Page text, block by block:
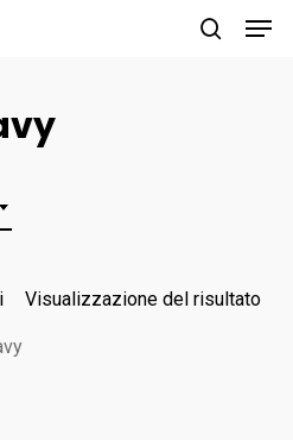
Visualizzazione del risultato